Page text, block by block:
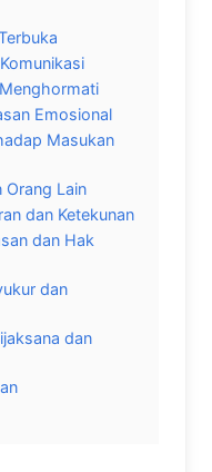
Emosional
Masukan
Orang Lain
dan Ketekunan
dan Hak
dan
dan